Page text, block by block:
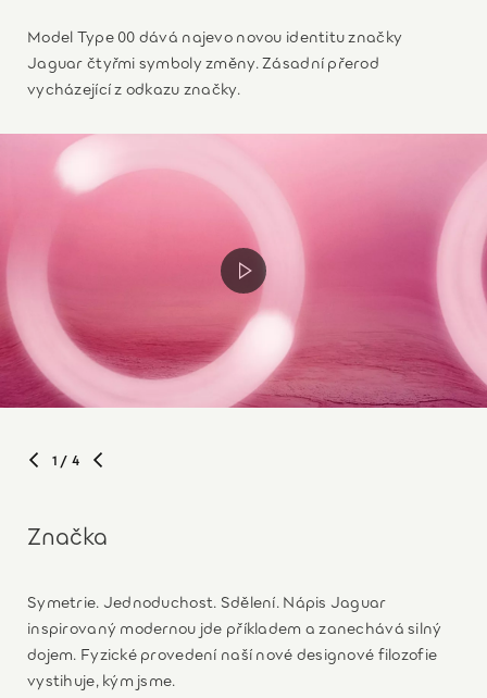
Model Type 00 dává najevo novou identitu značky
Jaguar čtyřmi symboly změny. Zásadní přerod
vycházející z odkazu značky.
1 / 4
Značka
Symetrie. Jednoduchost. Sdělení. Nápis Jaguar
inspirovaný modernou jde příkladem a zanechává silný
dojem. Fyzické provedení naší nové designové filozofie
vystihuje, kým jsme.